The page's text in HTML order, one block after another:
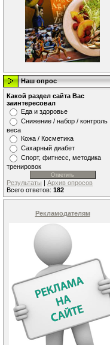
Наш опрос
Какой раздел сайта Вас
заинтересовал
Еда и здоровье
Снижение / набор / контроль
веса
Кожа / Косметика
Сахарный диабет
Спорт, фитнесс, методика
тренировок
Результаты | Архив опросов
Всего ответов: 182
Рекламодателям